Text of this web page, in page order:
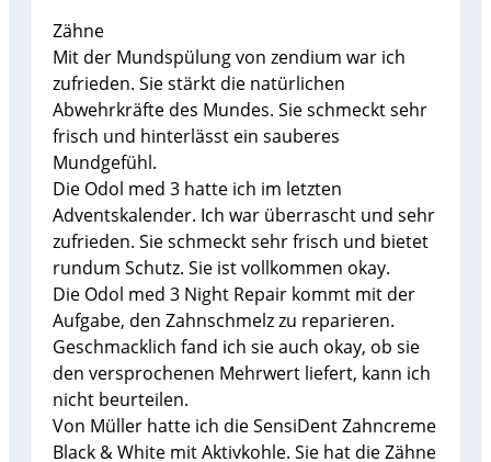
Zähne
Mit der Mundspülung von zendium war ich
zufrieden. Sie stärkt die natürlichen
Abwehrkräfte des Mundes. Sie schmeckt sehr
frisch und hinterlässt ein sauberes
Mundgefühl.
Die Odol med 3 hatte ich im letzten
Adventskalender. Ich war überrascht und sehr
zufrieden. Sie schmeckt sehr frisch und bietet
rundum Schutz. Sie ist vollkommen okay.
Die Odol med 3 Night Repair kommt mit der
Aufgabe, den Zahnschmelz zu reparieren.
Geschmacklich fand ich sie auch okay, ob sie
den versprochenen Mehrwert liefert, kann ich
nicht beurteilen.
Von Müller hatte ich die SensiDent Zahncreme
Black & White mit Aktivkohle. Sie hat die Zähne